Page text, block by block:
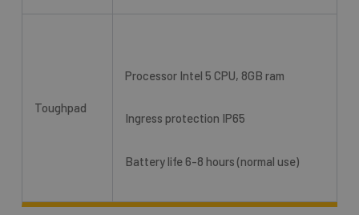
Toughpad
Processor Intel 5 CPU, 8GB ram
Ingress protection IP65
Battery life 6-8 hours (normal use)